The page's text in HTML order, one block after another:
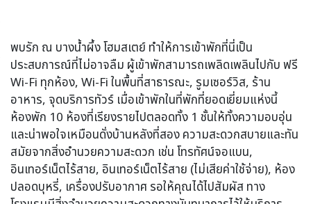
พบรัก ณ บางน้ำผึ้ง โฮมสเตย์ ทำให้การเข้าพักที่นี่เป็น
ประสบการณ์ที่ไม่อาจลืม ผู้เข้าพักสามารถเพลิดเพลินไปกับ ฟรี
Wi-Fi ทุกห้อง, Wi-Fi ในพื้นที่สาธารณะ, รูมเซอร์วิส, ร้าน
อาหาร, จุดบริการทัวร์ เมื่อเข้าพักในที่พักที่ยอดเยี่ยมแห่งนี้
ห้องพัก 10 ห้องที่เรียงรายไปตลอดทั้ง 1 ชั้นให้ทั้งความอบอุ่น
และน่าพอใจเหมือนดั่งบ้านหลังที่สอง ความสะดวกสบายและทัน
สมัยจากสิ่งอำนวยความสะดวก เช่น โทรทัศน์จอแบน,
อินเทอร์เน็ตไร้สาย, อินเทอร์เน็ตไร้สาย (ไม่เสียค่าใช้จ่าย), ห้อง
ปลอดบุหรี่, เครื่องปรับอากาศ รอให้คุณได้ไปสัมผัส ทาง